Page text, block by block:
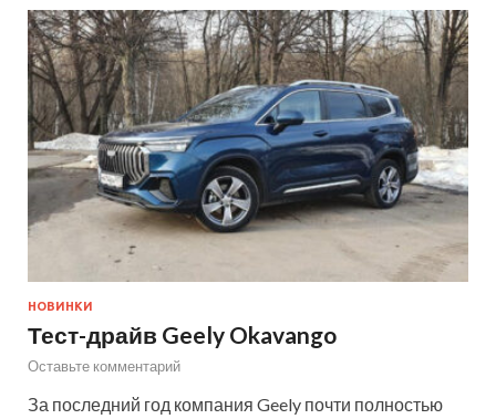
НОВИНКИ
Тест-драйв Geely Okavango
Оставьте комментарий
За последний год компания Geely почти полностью